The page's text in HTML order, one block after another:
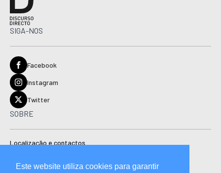
SIGA-NOS
Facebook
Instagram
Twitter
SOBRE
Localização e contactos
Este website utiliza cookies para garantir